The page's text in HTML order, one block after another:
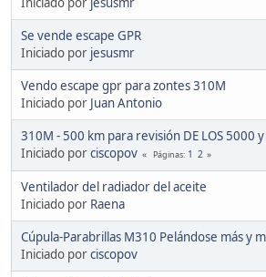
Se vende escape GPR
Iniciado por jesusmr
Vendo escape gpr para zontes 310M
Iniciado por Juan Antonio
310M - 500 km para revisión DE LOS 5000 y
Iniciado porciscopov Páginas 1 2
Ventilador del radiador del aceite
Iniciado por Raena
Cúpula-Parabrillas M310 Pelándose más y
Iniciado porciscopov